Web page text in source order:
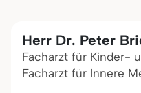
Herr Dr. Peter
Facharzt für Kinder-
Facharzt für Innere